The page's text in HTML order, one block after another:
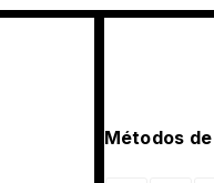
Métodos